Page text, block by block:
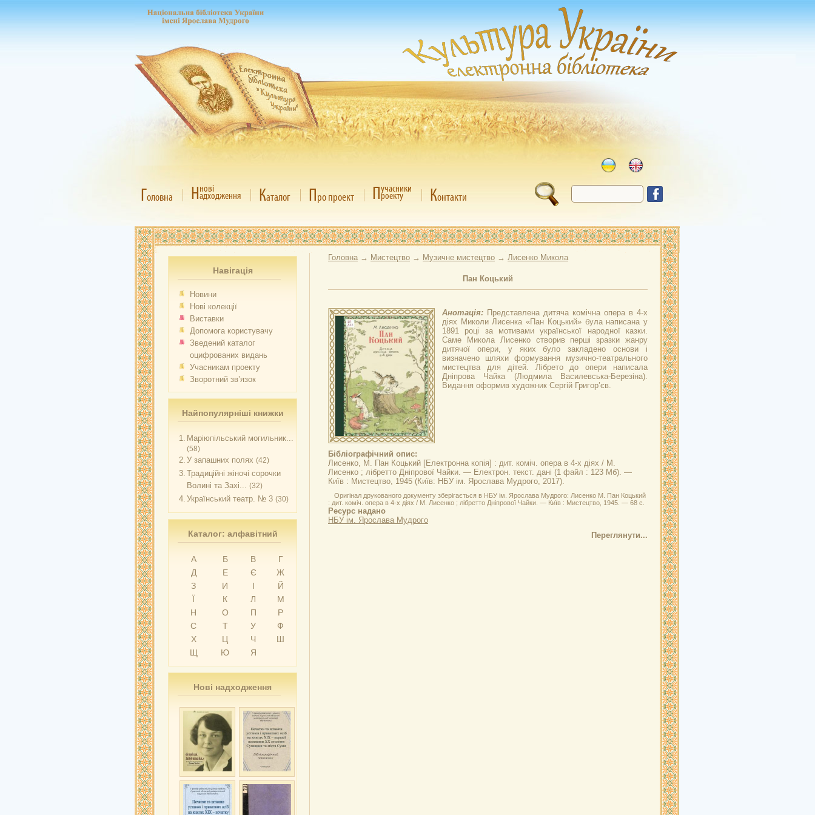
Головна Ннові
адходження Каталог Про проект Пучасники
роекту Контакти
Навігація
Новини
Нові колекції
Виставки
Допомога користувачу
Зведений каталог
оцифрованих видань
Учасникам проекту
Зворотний зв’язок
Найпопулярніші книжки
1. Маріюпільський могильник...
(58)
2. У запашних полях (42)
3. Традиційні жіночі сорочки
Волині та Захі... (32)
4. Український театр. № 3 (30)
Каталог: алфавітний
А Б В
Г
Д
Е Є
Ж
З
И І
Й
Ї
К Л
М
Н
О П
Р
С
Т У
Ф
Х
Ц Ч
Ш
Щ
Ю Я
Нові надходження
Головна → Мистецтво → Музичне мистецтво → Лисенко Микола
Пан Коцький
Анотація: Представлена дитяча комічна опера в 4-х
діях Миколи Лисенка «Пан Коцький» була написана у
1891 році за мотивами української народної казки.
Саме Микола Лисенко створив перші зразки жанру
дитячої опери, у яких було закладено основи і
визначено шляхи формування музично-театрального
мистецтва для дітей. Лібрето до опери написала
Дніпрова Чайка (Людмила Василевська-Березіна).
Видання оформив художник Сергій Григор’єв.
Бібліографічний опис:
Лисенко, М. Пан Коцький [Електронна копія] : дит. коміч. опера в 4-х діях / М.
Лисенко ; лібретто Дніпрової Чайки. — Електрон. текст. дані (1 файл : 123 Мб). —
Київ : Мистецтво, 1945 (Київ: НБУ ім. Ярослава Мудрого, 2017).
Оригінал друкованого документу зберігається в НБУ ім. Ярослава Мудрого: Лисенко М. Пан Коцький
: дит. коміч. опера в 4-х діях / М. Лисенко ; лібретто Дніпрової Чайки. — Київ : Мистецтво, 1945. — 68 с.
Ресурс надано
НБУ ім. Ярослава Мудрого
Переглянути...